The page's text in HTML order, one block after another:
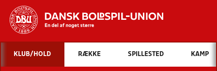
Hvad vil du søge efter?
INDHOLD OG NYHEDER
KLUB/HOLD RÆKKE SPILLESTED KAMP